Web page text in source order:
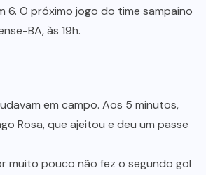
O próximo jogo do time sampaíno
BA, às 19h.
em campo. Aos 5 minutos,
Rosa, que ajeitou e deu um passe
muito pouco não fez o segundo gol